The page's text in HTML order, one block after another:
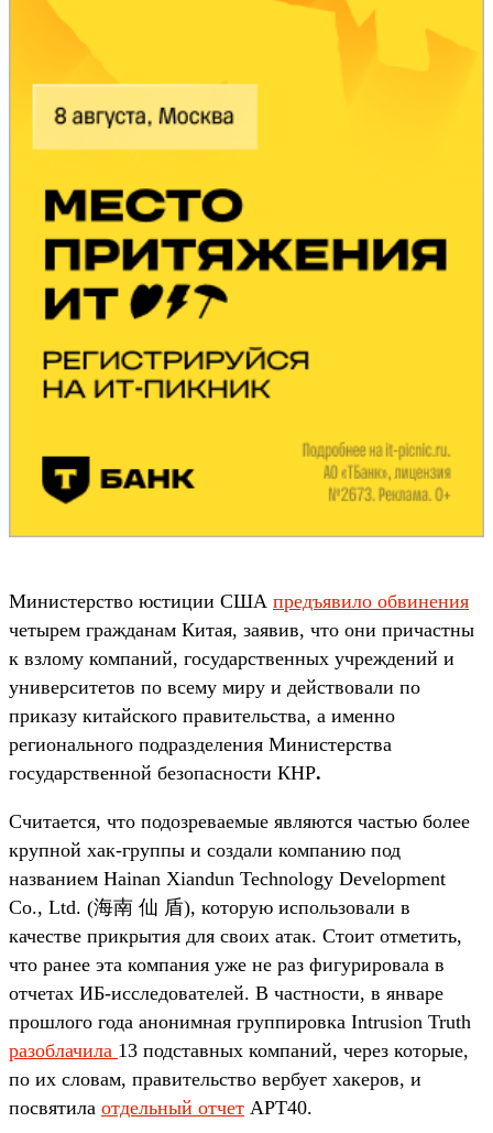
Министерство юстиции США предъявило обвинения
четырем гражданам Китая, заявив, что они причастны
к взлому компаний, государственных учреждений и
университетов по всему миру и действовали по
приказу китайского правительства, а именно
регионального подразделения Министерства
государственной безопасности КНР.
Считается, что подозреваемые являются частью более
крупной хак-группы и создали компанию под
названием Hainan Xiandun Technology Development
Co., Ltd. (海南 仙 盾), которую использовали в
качестве прикрытия для своих атак. Стоит отметить,
что ранее эта компания уже не раз фигурировала в
отчетах ИБ-исследователей. В частности, в январе
прошлого года анонимная группировка Intrusion Truth
разоблачила 13 подставных компаний, через которые,
по их словам, правительство вербует хакеров, и
посвятила отдельный отчет APT40.